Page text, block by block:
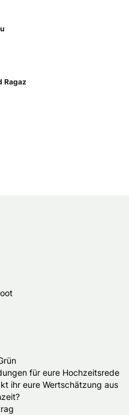
Ragaz
für eure Hochzeitsrede
ihr eure Wertschätzung aus